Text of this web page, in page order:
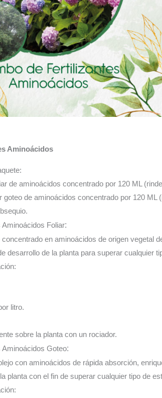
Aminoácidos
de aminoácidos concentrado por 120 ML
goteo de aminoácidos concentrado por 120 ML
Foliar:
en aminoácidos de origen vegetal
desarrollo de la planta para superar cualquier
litro.
sobre la planta con un rociador.
Goteo:
con aminoácidos de rápida absorción,
planta con el fin de superar cualquier tipo de